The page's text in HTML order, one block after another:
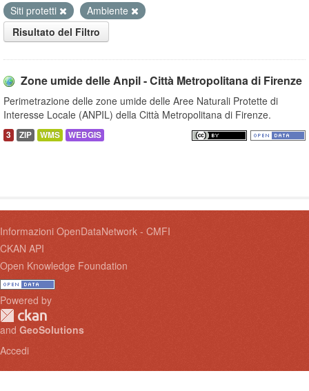
Siti protetti
Ambiente
Risultato del Filtro
Zone umide delle Anpil - Città Metropolitana di Firenze
Perimetrazione delle zone umide delle Aree Naturali Protette di
Interesse Locale (ANPIL) della Città Metropolitana di Firenze.
3 ZIP WMS WEBGIS
Informazioni OpenDataNetwork - CMFI
CKAN API
Open Knowledge Foundation
Powered by
and GeoSolutions
Accedi